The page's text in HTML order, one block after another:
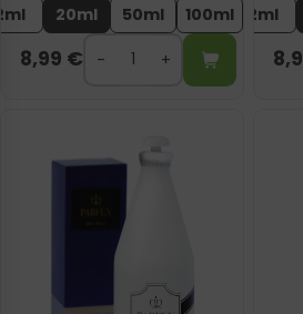
20ml 50ml 100ml
8,99 €
2ml